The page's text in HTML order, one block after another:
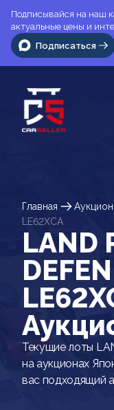
Подписывайся на наш
актуальные цены и
Подписаться
Главная
LE62XCA
LAND
Текущие лоты
на аукционах
вас подходящий